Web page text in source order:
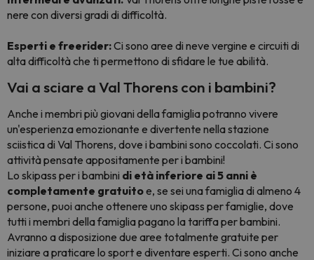
nere con diversi gradi di difficoltà.
Esperti e freerider:Ci sono aree di neve vergine e circuiti di
alta difficoltà che ti permettono di sfidare le tue abilità.
Vai a sciare a Val Thorens con i bambini?
Anche i membri più giovani della famiglia potranno vivere
un'esperienza emozionante e divertente nella stazione
sciistica di Val Thorens, dove i bambini sono coccolati. Ci sono
attività pensate appositamente per i bambini!
Lo skipass per i bambini di età inferiore ai 5 anni è
completamente gratuitoe, se sei una famiglia di almeno 4
persone, puoi anche ottenere uno skipass per famiglie, dove
tutti i membri della famiglia pagano la tariffa per bambini.
Avranno a disposizione due aree totalmente gratuite per
iniziare a praticare lo sport e diventare esperti. Ci sono anche